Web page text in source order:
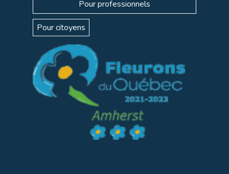
Pour professionnels
Pour citoyens